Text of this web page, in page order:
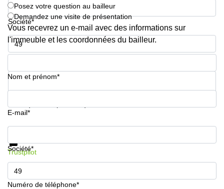
Société*
Numéro de téléphone*
Posez votre question au bailleur
Demandez une visite de présentation
Vous recevrez un e-mail avec des informations sur
l'immeuble et les coordonnées du bailleur.
Nom et prénom*
E-mail*
Société*
Numéro de téléphone*
Informations et prix
Trustpilot